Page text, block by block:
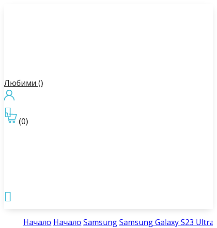
Любими ()
(0)


Начало Начало SamsungSamsung Galaxy S23 Ultra